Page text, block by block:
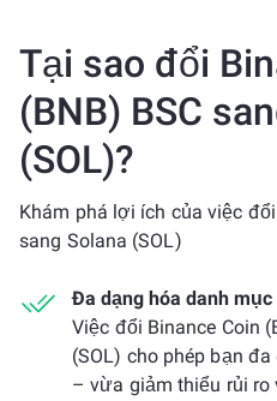
Tại sao đổi
(BNB) BSC
(SOL)?
Khám phá lợi ích của việc
sang Solana (SOL)
Đa dạng hóa danh
Việc đổi Binance Coin
(SOL) cho phép bạn
– vừa giảm thiểu rủi